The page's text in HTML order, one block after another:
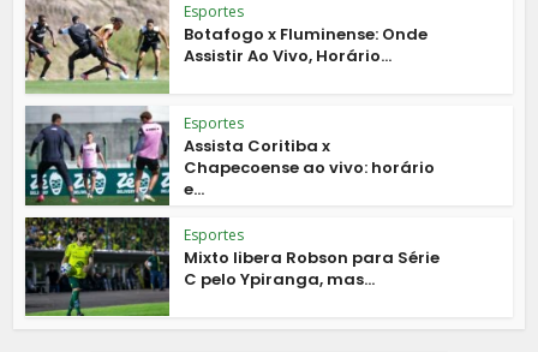
Esportes
Botafogo x Fluminense: Onde
Assistir Ao Vivo, Horário...
Esportes
Assista Coritiba x
Chapecoense ao vivo: horário
e...
Esportes
Mixto libera Robson para Série
C pelo Ypiranga, mas...